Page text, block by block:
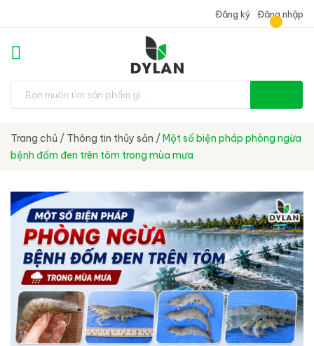
Đăng ký Đăng nhập
Trang chủ / Thông tin thủy sản /Một số biện pháp phòng ngừa
bệnh đốm đen trên tôm trong mùa mưa